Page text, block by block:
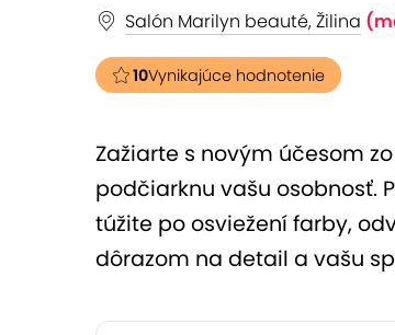
Salón Marilyn beauté, Žilina
10Vynikajúce hodnotenie
Zažiarte s novým účesom
podčiarknu vašu osobnosť.
túžite po osviežení farby,
dôrazom na detail a vašu